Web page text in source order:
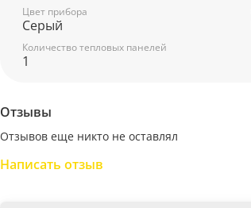
Цвет прибора
Серый
Количество тепловых панелей
1
Отзывы
Отзывов еще никто не оставлял
Написать отзыв